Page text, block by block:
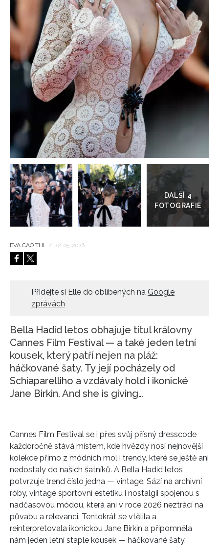
HOME
Přejít
do
galerie
EVA CAO THI / 22. 05. 2026
Přidejte si Elle do oblíbených na Google
zprávách
Bella Hadid letos obhajuje titul královny
Cannes Film Festival — a také jeden letní
kousek, který patří nejen na pláž:
háčkované šaty. Ty její pocházely od
Schiaparelliho a vzdávaly hold i ikonické
Jane Birkin. And she is giving…
Cannes Film Festival se i přes svůj přísný dresscode
každoročně stává místem, kde hvězdy nosí nejnovější
kolekce přímo z módních mol i trendy, které se ještě ani
nedostaly do našich šatníků. A Bella Hadid letos
potvrzuje trend číslo jedna — vintage. Sází na archivní
róby, vintage sportovní estetiku i nostalgii spojenou s
nadčasovou módou, která ani v roce 2026 neztrácí na
půvabu a relevanci. Tentokrát se vtělila a
reinterpretovala ikonickou Jane Birkin a připomněla
nám jeden letní staple kousek — háčkované šaty.